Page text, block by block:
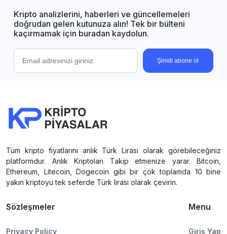
Kripto analizlerini, haberleri ve güncellemeleri
doğrudan gelen kutunuza alın! Tek bir bülteni
kaçırmamak için buradan kaydolun.
Şimdi abone ol
Tüm kripto fiyatlarını anlık Türk Lirası olarak görebileceğiniz
platformdur. Anlık Kriptoları Takip etmenize yarar. Bitcoin,
Ethereum, Litecoin, Dogecoin gibi bir çok toplamda 10 bine
yakın kriptoyu tek seferde Türk lirası olarak çevirin.
Sözleşmeler
Privacy Policy
Menu
Giriş Yap